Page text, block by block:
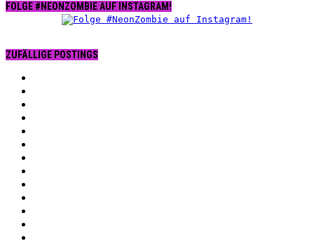
FOLGE #NEONZOMBIE AUF INSTAGRAM!
ZUFÄLLIGE POSTINGS